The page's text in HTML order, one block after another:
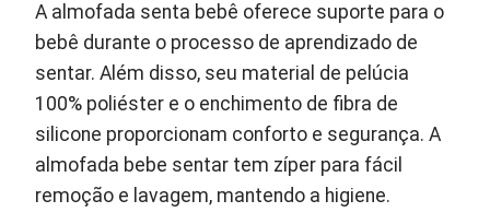
A almofada senta bebê oferece suporte para o
bebê durante o processo de aprendizado de
sentar. Além disso, seu material de pelúcia
100% poliéster e o enchimento de fibra de
silicone proporcionam conforto e segurança. A
almofada bebe sentar tem zíper para fácil
remoção e lavagem, mantendo a higiene.